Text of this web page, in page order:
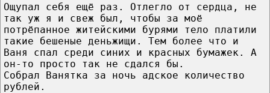
Ощупал себя ещё раз. Отлегло от сердца, не
так уж я и свеж был, чтобы за моё
потрёпанное житейскими бурями тело платили
такие бешеные деньжищи. Тем более что и
Ваня спал среди синих и красных бумажек. А
он-то просто так не сдался бы.
Собрал Ванятка за ночь адское количество
рублей.